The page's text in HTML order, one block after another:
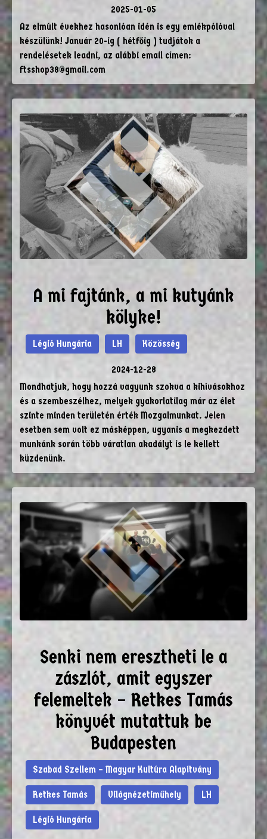
2025-01-05
Az elmúlt évekhez hasonlóan idén is egy emlékpólóval
készülünk! Január 20-ig ( hétfőig ) tudjátok a
rendelésetek leadni, az alábbi email címen:
ftsshop38@gmail.com
A mi fajtánk, a mi kutyánk
kölyke!
Légió Hungária LH Közösség
2024-12-28
Mondhatjuk, hogy hozzá vagyunk szokva a kihívásokhoz
és a szembeszélhez, melyek gyakorlatilag már az élet
szinte minden területén érték Mozgalmunkat. Jelen
esetben sem volt ez másképpen, ugyanis a megkezdett
munkánk során több váratlan akadályt is le kellett
küzdenünk.
Senki nem eresztheti le a
zászlót, amit egyszer
felemeltek – Retkes Tamás
könyvét mutattuk be
Budapesten
Szabad Szellem – Magyar Kultúra Alapítvány
Retkes Tamás Világnézetiműhely LH
Légió Hungária